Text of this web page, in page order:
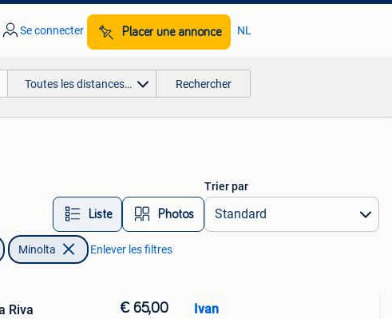
Se connecter Placer une annonce NL
Toutes les distances… Rechercher
Liste Photos
Trier par
Minolta Enlever les filtres
Riva
€ 65,00 Ivan